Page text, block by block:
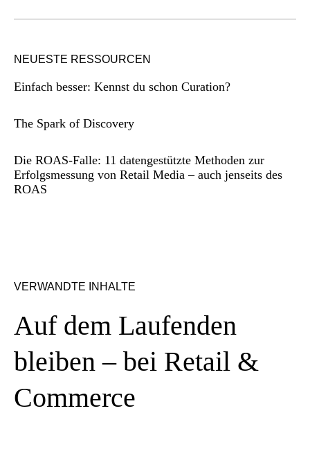
NEUESTE RESSOURCEN
Einfach besser: Kennst du schon Curation?
The Spark of Discovery
Die ROAS-Falle: 11 datengestützte Methoden zur
Erfolgsmessung von Retail Media – auch jenseits des
ROAS
VERWANDTE INHALTE
Auf dem Laufenden
bleiben – bei Retail &
Commerce